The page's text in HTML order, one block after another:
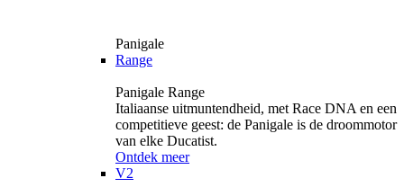
Panigale
Range
Panigale Range
Italiaanse uitmuntendheid, met Race DNA en een
competitieve geest: de Panigale is de droommotor
van elke Ducatist.
Ontdek meer
V2